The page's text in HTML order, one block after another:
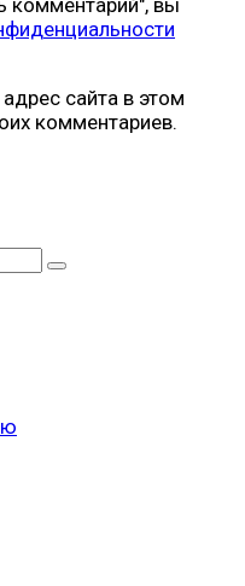
комментарий", вы
сайта в этом
комментариев.